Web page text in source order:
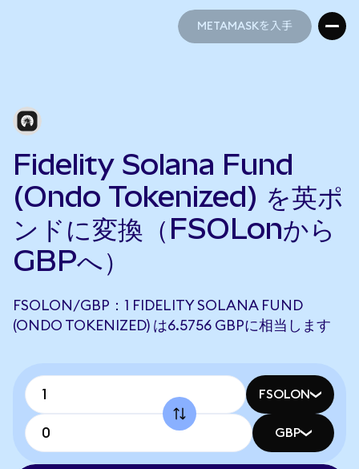
METAMASKを入手
Fidelity Solana Fund
(Ondo Tokenized) を英ポ
ンドに変換（FSOLonから
GBPへ）
FSOLON/GBP：1 FIDELITY SOLANA FUND
(ONDO TOKENIZED) は6.5756 GBPに相当します
FSOLON
GBP